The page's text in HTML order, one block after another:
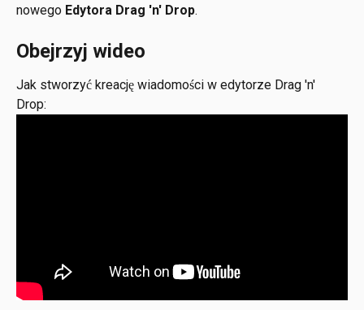
nowego Edytora Drag 'n' Drop.
Obejrzyj wideo
Jak stworzyć kreację wiadomości w edytorze Drag 'n'
Drop: